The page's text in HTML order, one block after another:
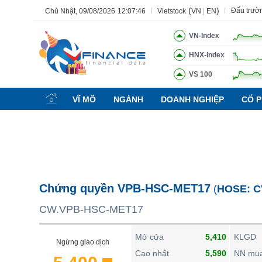
Chủ Nhật, 09/08/2026 12:07:47 Vietstock (VN EN) Đấu
VN-Index
HNX-Index
VS 100
VĨ MÔ NGÀNH DOANH NGHIỆP CỔ
Chứng quyền VPB-HSC-MET17 (HOSE:
CW.VPB-HSC-MET17
Ngừng giao dịch
Mở cửa
5,410
Cao nhất
5,590
KLGD
NN
Tính năng Ngành Mã chứng khoán Lãnh
BẤT ĐỘNG SẢN
TÀI CHÍNH
KINH TẾ